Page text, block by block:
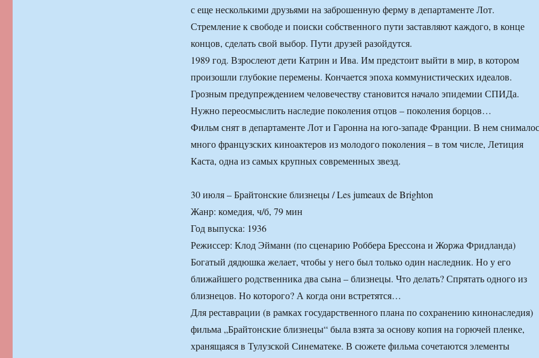
с еще несколькими друзьями на заброшенную ферму в департаменте Лот.
Стремление к свободе и поиски собственного пути заставляют каждого, в конце
концов, сделать свой выбор. Пути друзей разойдутся.
1989 год. Взрослеют дети Катрин и Ива. Им предстоит выйти в мир, в котором
произошли глубокие перемены. Кончается эпоха коммунистических идеалов.
Грозным предупреждением человечеству становится начало эпидемии СПИДа.
Нужно переосмыслить наследие поколения отцов – поколения борцов…
Фильм снят в департаменте Лот и Гаронна на юго-западе Франции. В нем
много французских киноактеров из молодого поколения – в том числе, Летиция
Каста, одна из самых крупных современных звезд.
30 июля – Брайтонские близнецы / Les jumeaux de Brighton
Жанр: комедия, ч/б, 79 мин
Год выпуска: 1936
Режиссер: Клод Эйманн (по сценарию Роббера Брессона и Жоржа Фридланда)
Богатый дядюшка желает, чтобы у него был только один наследник. Но у его
ближайшего родственника два сына – близнецы. Что делать? Спрятать одного из
близнецов. Но которого? А когда они встретятся…
Для реставрации (в рамках государственного плана по сохранению кинонаследия)
фильма „Брайтонские близнецы“ была взята за основу копия на горючей пленке,
хранящаяся в Тулузской Синематеке. В сюжете фильма сочетаются элементы